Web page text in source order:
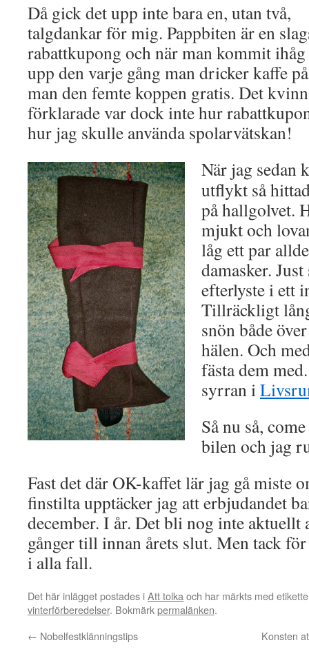
Då gick det upp inte bara en, utan två,
talgdankar för mig. Pappbiten är en
rabattkupong och när man kommit
upp den varje gång man dricker kaffe
man den femte koppen gratis. Det
förklarade var dock inte hur
hur jag skulle använda spolarvätskan!
När jag sedan
utflykt så
på hallgolvet.
mjukt och
låg ett par
damasker.
efterlyste i ett
Tillräckligt
snön både
hälen. Och
fästa dem
syrran i
Så nu så,
bilen och jag
Fast det där OK-kaffet lär jag gå miste
finstilta upptäcker jag att erbjudandet
december. I år. Det bli nog inte aktuellt
gånger till innan årets slut. Men tack
i alla fall.
Det här inlägget postades iAtt tolka och har märkts med
vinterförberedelser. Bokmärkpermalänken.
← Nobelfestklänningstips Konsten